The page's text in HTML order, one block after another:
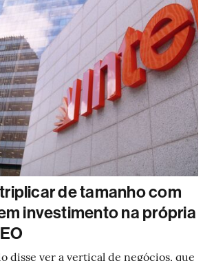
de tamanho com
investimento na própria
disse ver a vertical de negócios, que